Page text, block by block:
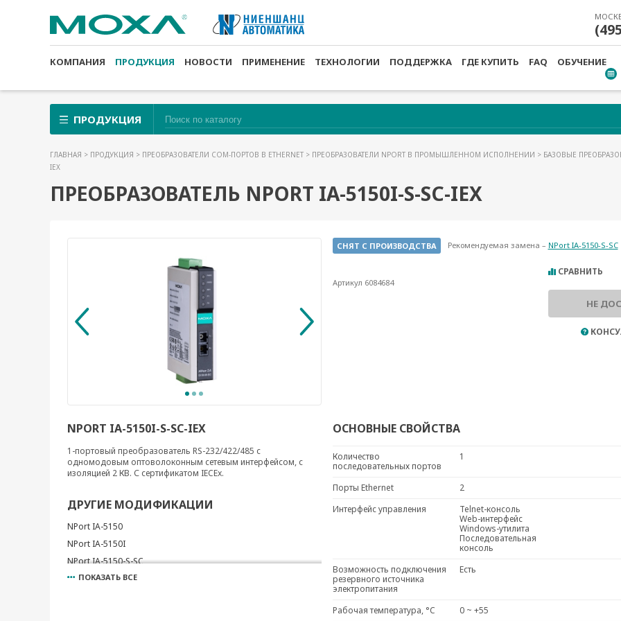
КОМПАНИЯ ПРОДУКЦИЯ НОВОСТИ ПРИМЕНЕНИЕ ТЕХНОЛОГИИ ПОДДЕРЖКА ГДЕ КУПИТЬ FAQ
ОБУЧЕНИЕ
ПРОДУКЦИЯ
ГЛАВНАЯ > ПРОДУКЦИЯ > ПРЕОБРАЗОВАТЕЛИ COM-ПОРТОВ В ETHERNET > ПРЕОБРАЗОВАТЕЛИ NPORT В ПРОМЫШЛЕННОМ ИСПОЛНЕНИИ > БАЗОВЫЕ
IEX
ПРЕОБРАЗОВАТЕЛЬ NPORT IA-5150I-S-SC-IEX
СНЯТ С ПРОИЗВОДСТВА Рекомендуемая замена – NPort IA-5150-S-SC
Артикул 6084684
СРАВНИТЬ
НЕ
NPORT IA-5150I-S-SC-IEX
1-портовый преобразователь RS-232/422/485 с
одномодовым оптоволоконным сетевым интерфейсом, с
изоляцией 2 КВ. С сертификатом IECEx.
ДРУГИЕ МОДИФИКАЦИИ
NPort IA-5150
NPort IA-5150I
NPort IA-5150-S-SC
NPort IA-5150-M-SC
ПОКАЗАТЬ ВСЕ
ОСНОВНЫЕ СВОЙСТВА
Количество
последовательных портов
1
Порты Ethernet
2
Интерфейс управления
Telnet-консоль
Web-интерфейс
Windows-утилита
Последовательная
консоль
Возможность подключения
резервного источника
электропитания
Есть
Рабочая температура, °C
0 ~ +55